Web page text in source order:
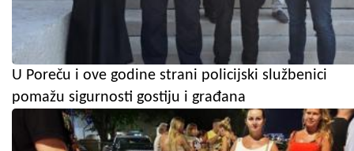
U Poreču i ove godine strani policijski službenici
pomažu sigurnosti gostiju i građana